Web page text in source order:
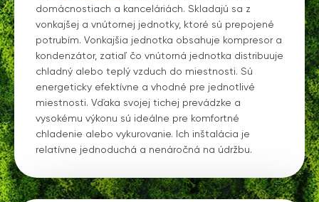
domácnostiach a kanceláriách. Skladajú sa z
vonkajšej a vnútornej jednotky, ktoré sú prepojené
potrubím. Vonkajšia jednotka obsahuje kompresor a
kondenzátor, zatiaľ čo vnútorná jednotka distribuuje
chladný alebo teplý vzduch do miestnosti. Sú
energeticky efektívne a vhodné pre jednotlivé
miestnosti. Vďaka svojej tichej prevádzke a
vysokému výkonu sú ideálne pre komfortné
chladenie alebo vykurovanie. Ich inštalácia je
relatívne jednoduchá a nenáročná na údržbu.